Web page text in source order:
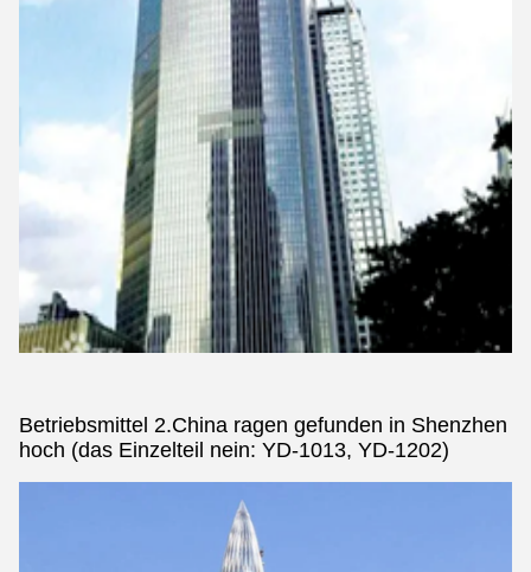
Betriebsmittel 2.China ragen gefunden in Shenzhen
hoch (das Einzelteil nein: YD-1013, YD-1202)